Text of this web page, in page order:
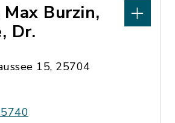
Burzin,
Dr.
15, 25704